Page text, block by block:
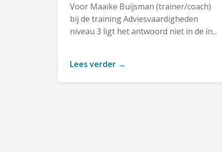
Voor Maaike Buijsman (trainer/coach)
bij de training Adviesvaardigheden
niveau 3 ligt het antwoord niet in de in...
Lees verder →